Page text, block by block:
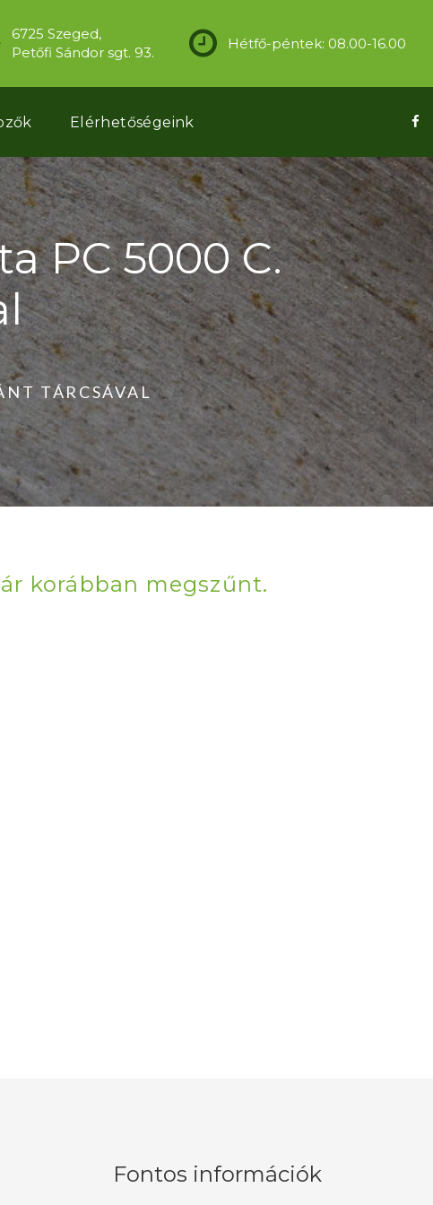
6725 Szeged,
Petőfi Sándor sgt. 93.
Hétfő-péntek: 08.00-16.00
Elérhetőségeink
PC 5000 C.
TÁRCSÁVAL
korábban megszűnt.
Fontos információk